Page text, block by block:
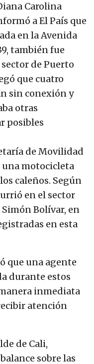
Carolina
a El País que
en la Avenida
también fue
de Puerto
que cuatro
sin conexión y
otras
posibles
de Movilidad
motocicleta
caleños. Según
en el sector
Simón Bolívar, en
en esta
que una agente
durante estos
inmediata
atención
de Cali,
sobre las